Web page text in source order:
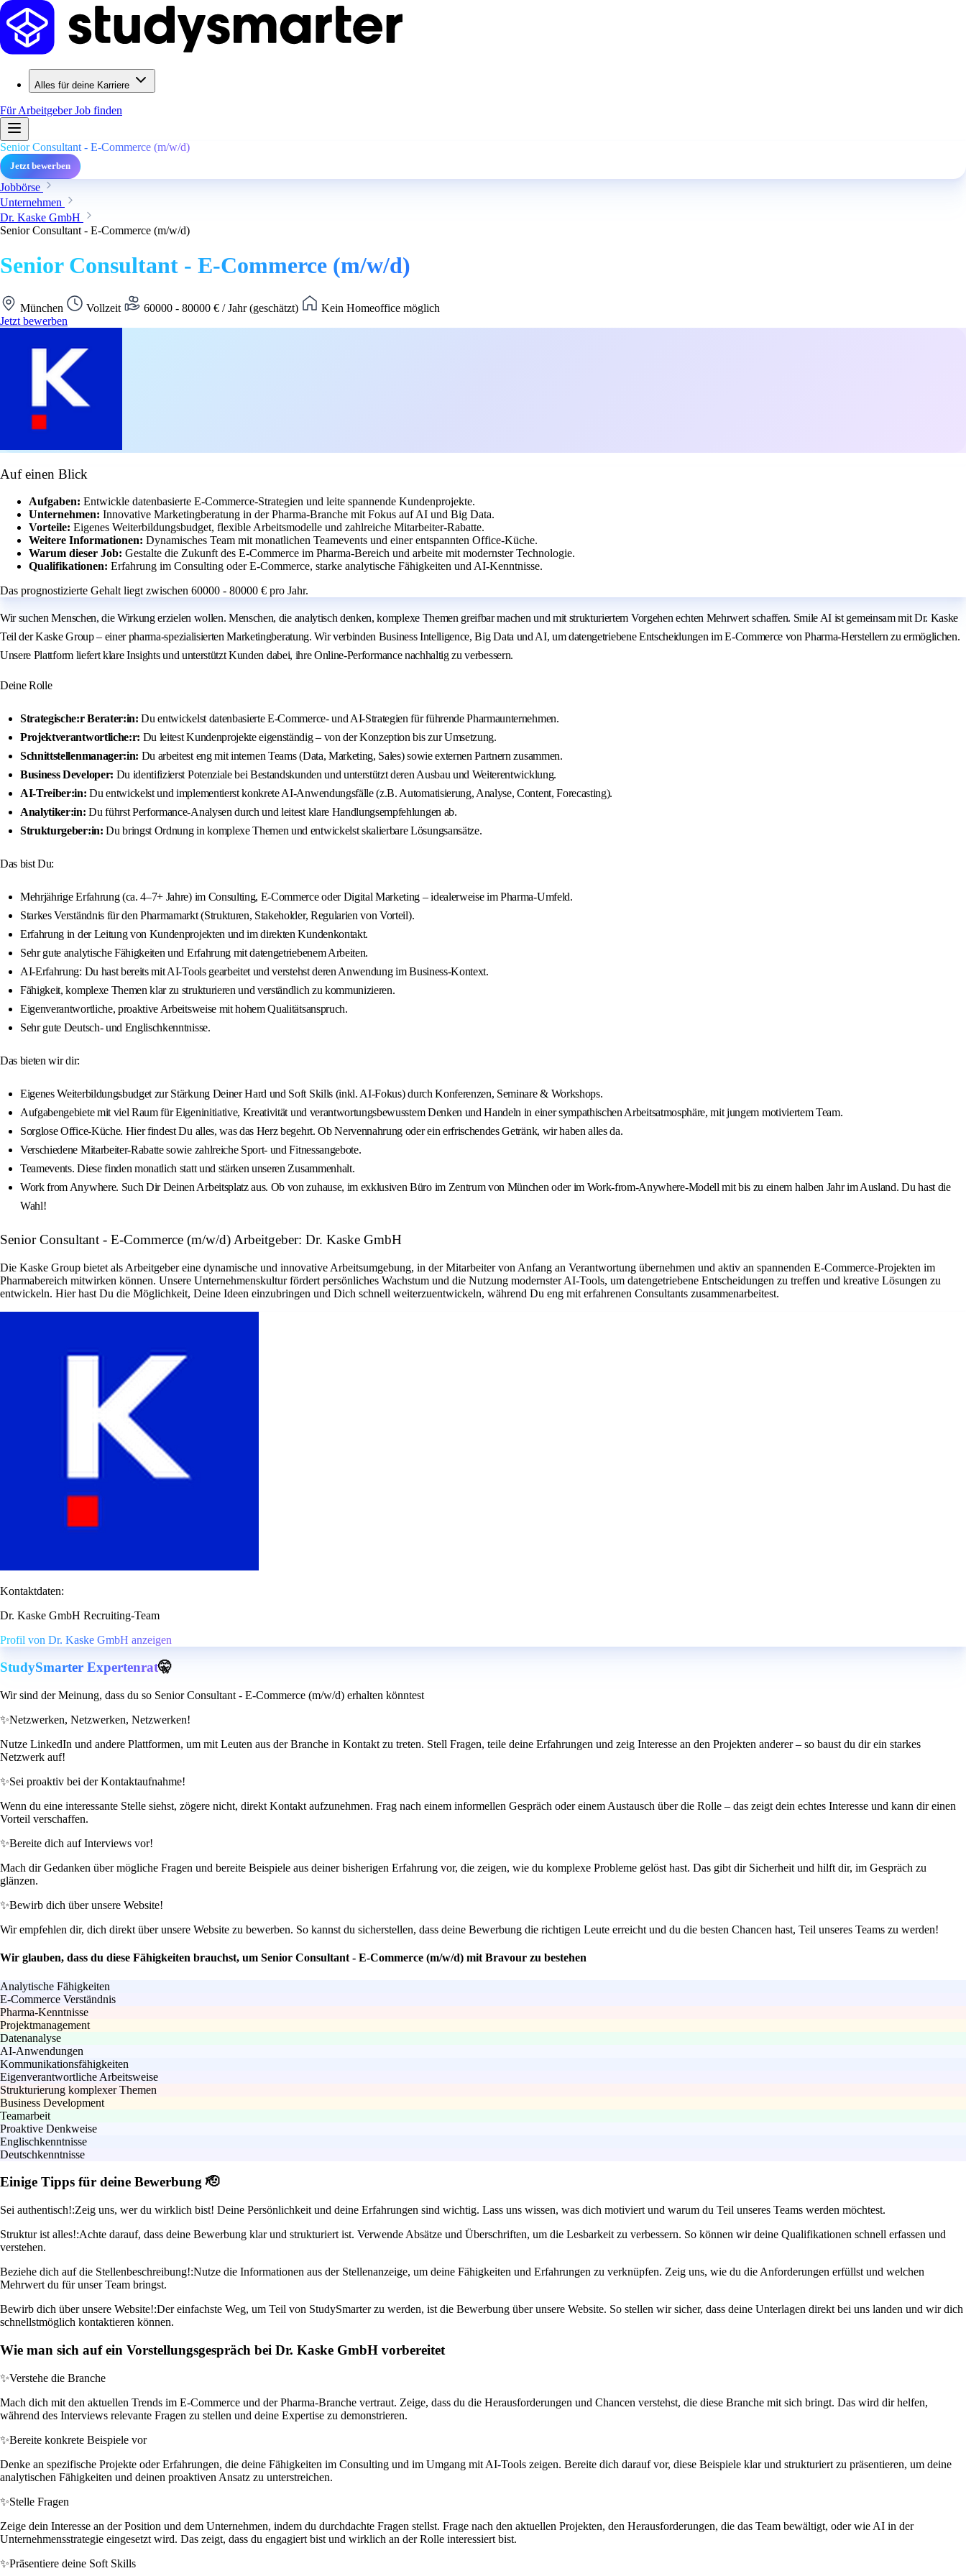
Alles für deine Karriere
Für ArbeitgeberJob finden
Senior Consultant - E-Commerce (m/w/d)
Jetzt bewerben
Jobbörse
Unternehmen
Dr. Kaske GmbH
Senior Consultant - E-Commerce (m/w/d)
Senior Consultant - E-Commerce (m/w/d)
München Vollzeit 60000 - 80000 € / Jahr (geschätzt)
Kein Homeoffice möglich
Jetzt bewerben
Auf einen Blick
Aufgaben: Entwickle datenbasierte E-Commerce-Strategien und leite spannende Kundenprojekte.
Unternehmen: Innovative Marketingberatung in der Pharma-Branche mit Fokus auf AI und Big Data.
Vorteile: Eigenes Weiterbildungsbudget, flexible Arbeitsmodelle und zahlreiche Mitarbeiter-Rabatte.
Weitere Informationen: Dynamisches Team mit monatlichen Teamevents und einer entspannten Office-Küche.
Warum dieser Job: Gestalte die Zukunft des E-Commerce im Pharma-Bereich und arbeite mit modernster Technologie.
Qualifikationen: Erfahrung im Consulting oder E-Commerce, starke analytische Fähigkeiten und AI-Kenntnisse.
Das prognostizierte Gehalt liegt zwischen 60000 - 80000 € pro Jahr.
Wir suchen Menschen, die Wirkung erzielen wollen. Menschen, die analytisch denken, komplexe Themen greifbar machen und mit strukturiertem Vorgehen echten Mehrwert schaffen. Smile AI ist gemeinsam mit Dr. Kaske
Teil der Kaske Group – einer pharma-spezialisierten Marketingberatung. Wir verbinden Business Intelligence, Big Data und AI, um datengetriebene Entscheidungen im E-Commerce von Pharma-Herstellern zu ermöglichen.
Unsere Plattform liefert klare Insights und unterstützt Kunden dabei, ihre Online-Performance nachhaltig zu verbessern.
Deine Rolle
Strategische:r Berater:in: Du entwickelst datenbasierte E-Commerce- und AI-Strategien für führende Pharmaunternehmen.
Projektverantwortliche:r: Du leitest Kundenprojekte eigenständig – von der Konzeption bis zur Umsetzung.
Schnittstellenmanager:in: Du arbeitest eng mit internen Teams (Data, Marketing, Sales) sowie externen Partnern zusammen.
Business Developer: Du identifizierst Potenziale bei Bestandskunden und unterstützt deren Ausbau und Weiterentwicklung.
AI-Treiber:in: Du entwickelst und implementierst konkrete AI-Anwendungsfälle (z.B. Automatisierung, Analyse, Content, Forecasting).
Analytiker:in: Du führst Performance-Analysen durch und leitest klare Handlungsempfehlungen ab.
Strukturgeber:in: Du bringst Ordnung in komplexe Themen und entwickelst skalierbare Lösungsansätze.
Das bist Du:
Mehrjährige Erfahrung (ca. 4–7+ Jahre) im Consulting, E-Commerce oder Digital Marketing – idealerweise im Pharma-Umfeld.
Starkes Verständnis für den Pharmamarkt (Strukturen, Stakeholder, Regularien von Vorteil).
Erfahrung in der Leitung von Kundenprojekten und im direkten Kundenkontakt.
Sehr gute analytische Fähigkeiten und Erfahrung mit datengetriebenem Arbeiten.
AI-Erfahrung: Du hast bereits mit AI-Tools gearbeitet und verstehst deren Anwendung im Business-Kontext.
Fähigkeit, komplexe Themen klar zu strukturieren und verständlich zu kommunizieren.
Eigenverantwortliche, proaktive Arbeitsweise mit hohem Qualitätsanspruch.
Sehr gute Deutsch- und Englischkenntnisse.
Das bieten wir dir:
Eigenes Weiterbildungsbudget zur Stärkung Deiner Hard und Soft Skills (inkl. AI-Fokus) durch Konferenzen, Seminare & Workshops.
Aufgabengebiete mit viel Raum für Eigeninitiative, Kreativität und verantwortungsbewusstem Denken und Handeln in einer sympathischen Arbeitsatmosphäre, mit jungem motiviertem Team.
Sorglose Office‑Küche. Hier findest Du alles, was das Herz begehrt. Ob Nervennahrung oder ein erfrischendes Getränk, wir haben alles da.
Verschiedene Mitarbeiter‑Rabatte sowie zahlreiche Sport- und Fitnessangebote.
Teamevents. Diese finden monatlich statt und stärken unseren Zusammenhalt.
Work from Anywhere. Such Dir Deinen Arbeitsplatz aus. Ob von zuhause, im exklusiven Büro im Zentrum von München oder im Work‑from‑Anywhere‑Modell mit bis zu einem halben Jahr im Ausland. Du hast die
Wahl!
Senior Consultant - E-Commerce (m/w/d) Arbeitgeber: Dr. Kaske GmbH
Die Kaske Group bietet als Arbeitgeber eine dynamische und innovative Arbeitsumgebung, in der Mitarbeiter von Anfang an Verantwortung übernehmen und aktiv an spannenden E-Commerce-Projekten im
Pharmabereich mitwirken können. Unsere Unternehmenskultur fördert persönliches Wachstum und die Nutzung modernster AI-Tools, um datengetriebene Entscheidungen zu treffen und kreative Lösungen zu
entwickeln. Hier hast Du die Möglichkeit, Deine Ideen einzubringen und Dich schnell weiterzuentwickeln, während Du eng mit erfahrenen Consultants zusammenarbeitest.
Kontaktdaten:
Dr. Kaske GmbH Recruiting-Team
Profil von Dr. Kaske GmbH anzeigen
StudySmarter Expertenrat🤫
Wir sind der Meinung, dass du so Senior Consultant - E-Commerce (m/w/d) erhalten könntest
✨Netzwerken, Netzwerken, Netzwerken!
Nutze LinkedIn und andere Plattformen, um mit Leuten aus der Branche in Kontakt zu treten. Stell Fragen, teile deine Erfahrungen und zeig Interesse an den Projekten anderer – so baust du dir ein starkes
Netzwerk auf!
✨Sei proaktiv bei der Kontaktaufnahme!
Wenn du eine interessante Stelle siehst, zögere nicht, direkt Kontakt aufzunehmen. Frag nach einem informellen Gespräch oder einem Austausch über die Rolle – das zeigt dein echtes Interesse und kann dir einen
Vorteil verschaffen.
✨Bereite dich auf Interviews vor!
Mach dir Gedanken über mögliche Fragen und bereite Beispiele aus deiner bisherigen Erfahrung vor, die zeigen, wie du komplexe Probleme gelöst hast. Das gibt dir Sicherheit und hilft dir, im Gespräch zu
glänzen.
✨Bewirb dich über unsere Website!
Wir empfehlen dir, dich direkt über unsere Website zu bewerben. So kannst du sicherstellen, dass deine Bewerbung die richtigen Leute erreicht und du die besten Chancen hast, Teil unseres Teams zu werden!
Wir glauben, dass du diese Fähigkeiten brauchst, um Senior Consultant - E-Commerce (m/w/d) mit Bravour zu bestehen
Analytische Fähigkeiten
E-Commerce Verständnis
Pharma-Kenntnisse
Projektmanagement
Datenanalyse
AI-Anwendungen
Kommunikationsfähigkeiten
Eigenverantwortliche Arbeitsweise
Strukturierung komplexer Themen
Business Development
Teamarbeit
Proaktive Denkweise
Englischkenntnisse
Deutschkenntnisse
Einige Tipps für deine Bewerbung 🫡
Sei authentisch!:Zeig uns, wer du wirklich bist! Deine Persönlichkeit und deine Erfahrungen sind wichtig. Lass uns wissen, was dich motiviert und warum du Teil unseres Teams werden möchtest.
Struktur ist alles!:Achte darauf, dass deine Bewerbung klar und strukturiert ist. Verwende Absätze und Überschriften, um die Lesbarkeit zu verbessern. So können wir deine Qualifikationen schnell erfassen und
verstehen.
Beziehe dich auf die Stellenbeschreibung!:Nutze die Informationen aus der Stellenanzeige, um deine Fähigkeiten und Erfahrungen zu verknüpfen. Zeig uns, wie du die Anforderungen erfüllst und welchen
Mehrwert du für unser Team bringst.
Bewirb dich über unsere Website!:Der einfachste Weg, um Teil von StudySmarter zu werden, ist die Bewerbung über unsere Website. So stellen wir sicher, dass deine Unterlagen direkt bei uns landen und wir dich
schnellstmöglich kontaktieren können.
Wie man sich auf ein Vorstellungsgespräch bei Dr. Kaske GmbH vorbereitet
✨Verstehe die Branche
Mach dich mit den aktuellen Trends im E-Commerce und der Pharma-Branche vertraut. Zeige, dass du die Herausforderungen und Chancen verstehst, die diese Branche mit sich bringt. Das wird dir helfen,
während des Interviews relevante Fragen zu stellen und deine Expertise zu demonstrieren.
✨Bereite konkrete Beispiele vor
Denke an spezifische Projekte oder Erfahrungen, die deine Fähigkeiten im Consulting und im Umgang mit AI-Tools zeigen. Bereite dich darauf vor, diese Beispiele klar und strukturiert zu präsentieren, um deine
analytischen Fähigkeiten und deinen proaktiven Ansatz zu unterstreichen.
✨Stelle Fragen
Zeige dein Interesse an der Position und dem Unternehmen, indem du durchdachte Fragen stellst. Frage nach den aktuellen Projekten, den Herausforderungen, die das Team bewältigt, oder wie AI in der
Unternehmensstrategie eingesetzt wird. Das zeigt, dass du engagiert bist und wirklich an der Rolle interessiert bist.
✨Präsentiere deine Soft Skills